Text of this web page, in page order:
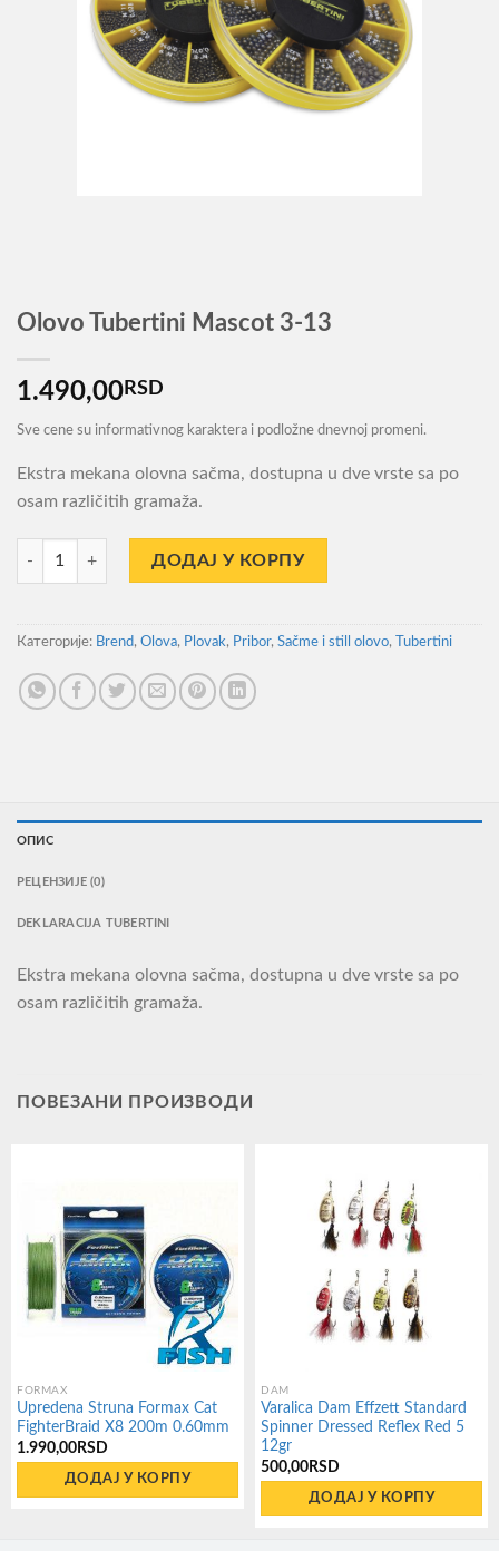
Olovo Tubertini Mascot 3-13
1.490,00RSD
Sve cene su informativnog karaktera i podložne dnevnoj promeni.
Ekstra mekana olovna sačma, dostupna u dve vrste sa po
osam različitih gramaža.
Olovo Tubertini Mascot 3-13 количина
ДОДАЈ У КОРПУ
Категорије: Brend, Olova, Plovak, Pribor, Sačme i still olovo, Tubertini
ОПИС
РЕЦЕНЗИЈЕ (0)
DEKLARACIJA TUBERTINI
Ekstra mekana olovna sačma, dostupna u dve vrste sa po
osam različitih gramaža.
ПОВЕЗАНИ ПРОИЗВОДИ
FORMAX
Upredena Struna Formax Cat
FighterBraid X8 200m 0.60mm
1.990,00 RSD
ДОДАЈ У КОРПУ
DAM
Varalica Dam Effzett Standard
Spinner Dressed Reflex Red 5
12gr
500,00 RSD
ДОДАЈ У КОРПУ